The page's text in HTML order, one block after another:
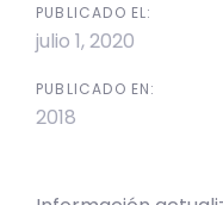
PUBLICADO EL:
julio 1, 2020
PUBLICADO EN:
2018